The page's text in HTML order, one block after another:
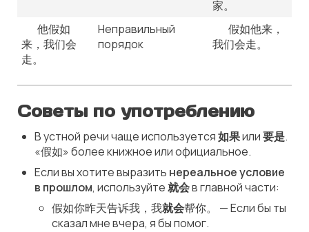
家。
❌ 他假如
来，我们会
走。
Неправильный
порядок
✅ 假如他来，
我们会走。
Советы по употреблению
В устной речи чаще используется如果или要是.
«假如» более книжное или официальное.
Если вы хотите выразить нереальное условие
в прошлом, используйте就会в главной части:
假如你昨天告诉我，我就会帮你。 — Если бы ты
сказал мне вчера, я бы помог.